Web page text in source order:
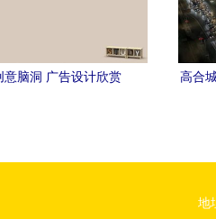
意脑洞 广告设计欣赏
高合
地